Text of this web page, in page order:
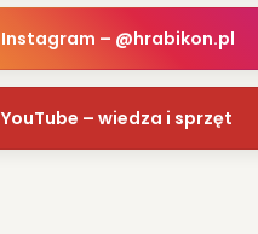
Instagram – @hrabikon.pl
YouTube – wiedza i sprzęt